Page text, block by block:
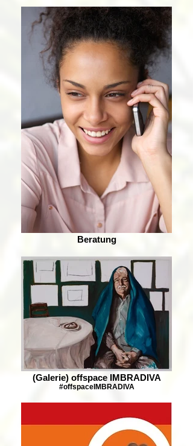
Beratung
(Galerie) offspace IMBRADIVA
#offspaceIMBRADIVA